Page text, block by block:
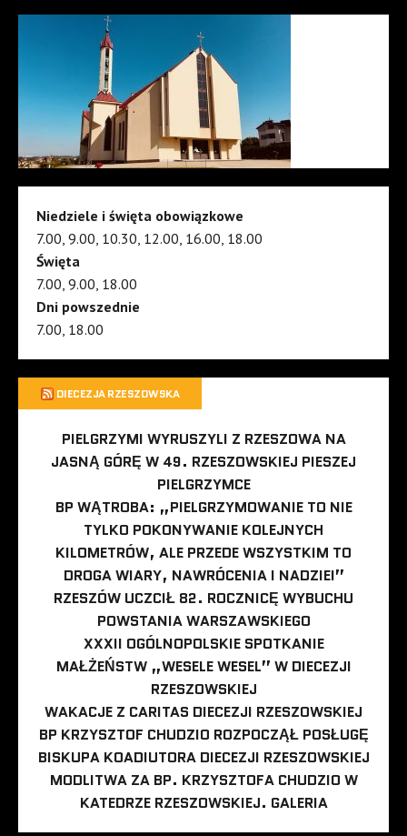
Niedziele i święta obowiązkowe
7.00, 9.00, 10.30, 12.00, 16.00, 18.00
Święta
7.00, 9.00, 18.00
Dni powszednie
7.00, 18.00
DIECEZJA RZESZOWSKA
PIELGRZYMI WYRUSZYLI Z RZESZOWA NA
JASNĄ GÓRĘ W 49. RZESZOWSKIEJ PIESZEJ
PIELGRZYMCE
BP WĄTROBA: „PIELGRZYMOWANIE TO NIE
TYLKO POKONYWANIE KOLEJNYCH
KILOMETRÓW, ALE PRZEDE WSZYSTKIM TO
DROGA WIARY, NAWRÓCENIA I NADZIEI”
RZESZÓW UCZCIŁ 82. ROCZNICĘ WYBUCHU
POWSTANIA WARSZAWSKIEGO
XXXII OGÓLNOPOLSKIE SPOTKANIE
MAŁŻEŃSTW „WESELE WESEL” W DIECEZJI
RZESZOWSKIEJ
WAKACJE Z CARITAS DIECEZJI RZESZOWSKIEJ
BP KRZYSZTOF CHUDZIO ROZPOCZĄŁ POSŁUGĘ
BISKUPA KOADIUTORA DIECEZJI RZESZOWSKIEJ
MODLITWA ZA BP. KRZYSZTOFA CHUDZIO W
KATEDRZE RZESZOWSKIEJ. GALERIA